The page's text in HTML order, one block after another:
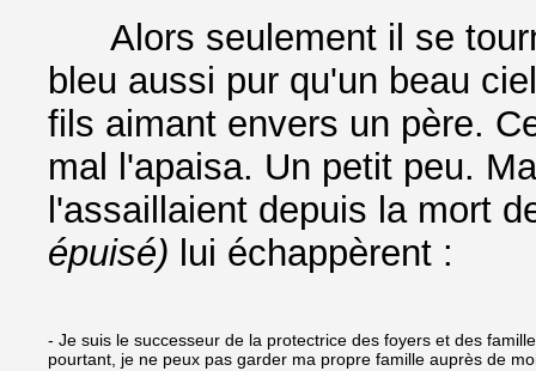
Alors seulement il se
bleu aussi pur qu'un beau
fils aimant envers un père.
mal l'apaisa. Un petit peu.
l'assaillaient depuis la mort
épuisé) lui échappèrent :
- Je suis le successeur de la protectrice des foyers et des
pourtant, je ne peux pas garder ma propre famille auprès de